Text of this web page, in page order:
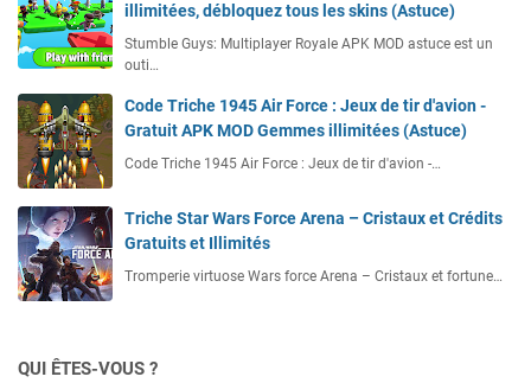
illimitées, débloquez tous les skins (Astuce)
Stumble Guys: Multiplayer Royale APK MOD astuce est un
outi…
Code Triche 1945 Air Force : Jeux de tir d'avion -
Gratuit APK MOD Gemmes illimitées (Astuce)
Code Triche 1945 Air Force : Jeux de tir d'avion -…
Triche Star Wars Force Arena – Cristaux et Crédits
Gratuits et Illimités
Tromperie virtuose Wars force Arena – Cristaux et fortune…
QUI ÊTES-VOUS ?